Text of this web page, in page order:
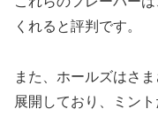
くれると評判です。
また、ホールズはさ
展開しており、ミン